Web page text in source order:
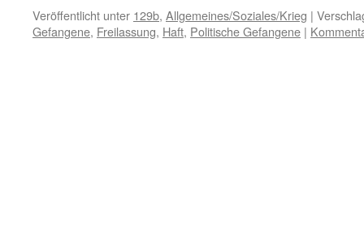
Veröffentlicht unter 129b, Allgemeines/Soziales/Krieg |
Gefangene, Freilassung, Haft, Politische Gefangene |